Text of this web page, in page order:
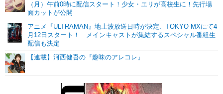
（月）午前0時に配信スタート！少女・エリが高校生に！先行場
面カットが公開
アニメ『ULTRAMAN』地上波放送日時が決定、TOKYO MXにて4
月12日スタート！ メインキャストが集結するスペシャル番組生
配信も決定
【連載】河西健吾の『趣味のアレコレ』